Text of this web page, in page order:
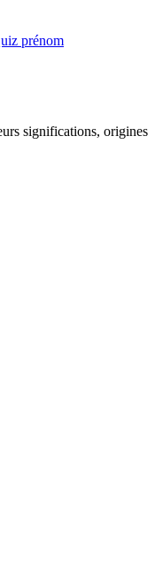
prénom
significations, origines